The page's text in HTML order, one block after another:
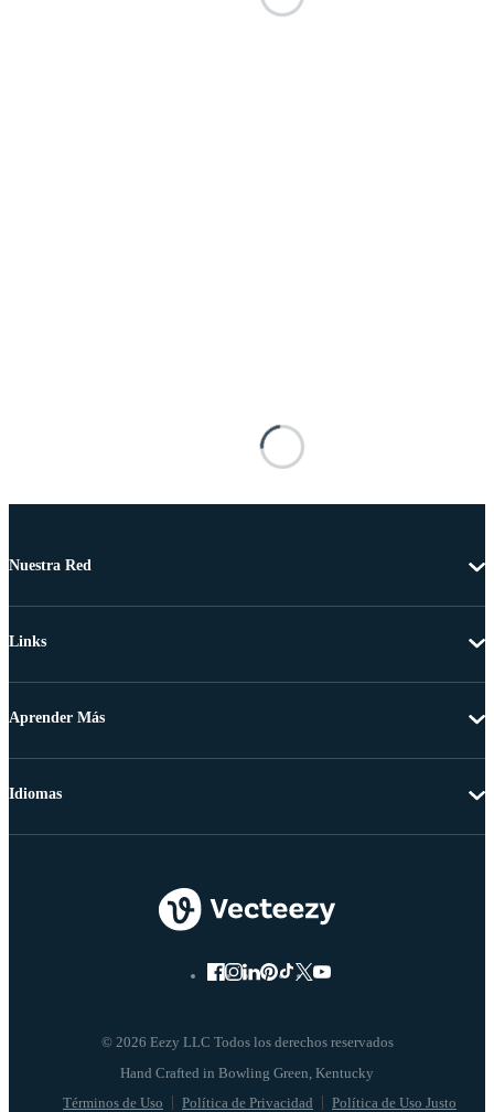
Nuestra Red
Links
Aprender Más
© 2026 Eezy LLC Todos los derechos reservados
Términos de Uso Política de Privacidad Política de Uso Justo
Idiomas